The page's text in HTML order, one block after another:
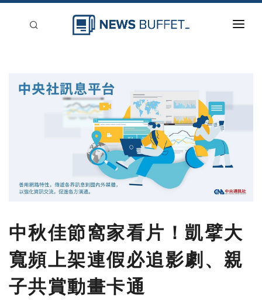
中秋佳節窩家看片！凱擘大
寬頻上架連假必追影劇、親
子共賞動畫卡通